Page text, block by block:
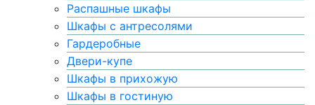
Распашные шкафы
Шкафы с антресолями
Гардеробные
Двери-купе
Шкафы в прихожую
Шкафы в гостиную